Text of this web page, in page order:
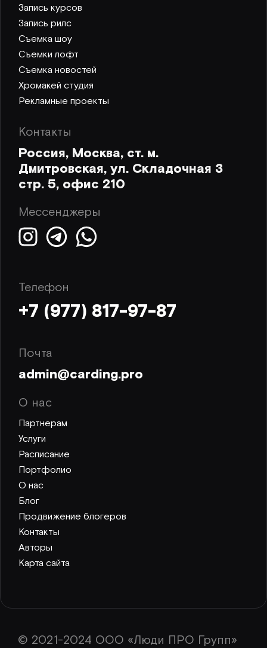
Запись курсов
Запись рилс
Съемка шоу
Съемки лофт
Съемка новостей
Хромакей студия
Рекламные проекты
Контакты
Россия, Москва, ст. м.
Дмитровская, ул. Складочная 3
стр. 5, офис 210
Мессенджеры
Телефон
+7 (977) 817-97-87
Почта
admin@carding.pro
О нас
Партнерам
Услуги
Расписание
Портфолио
О нас
Блог
Продвижение блогеров
Контакты
Авторы
Карта сайта
© 2021-2024 ООО «Люди ПРО Групп»